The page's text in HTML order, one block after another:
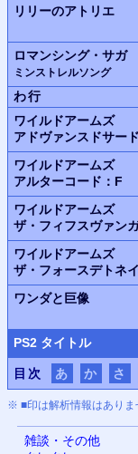
リリーのアトリエ
ロマンシング・サガ
ミンストレルソング
わ行
ワイルドアームズ
アドヴァンスドサード
ワイルドアームズ
アルターコード：F
ワイルドアームズ
ザ・フィフスヴァン
ワイルドアームズ
ザ・フォースデトネ
ワンダと巨像
PS2 タイトル
目次 あ か さ
※ ■印は解析情報はありま
雑談・その他